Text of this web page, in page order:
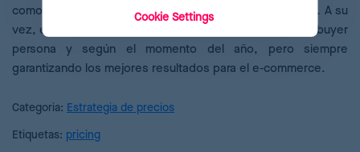
como la tasa de conversiones o el margen de beneficio. A su
vez, estos precios se pueden personalizar según cada buyer
persona y según el momento del año, pero siempre
garantizando los mejores resultados para el e-commerce.
Categoria: Estrategia de precios
Etiquetas: pricing
Cookie Settings